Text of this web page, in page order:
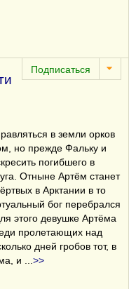
в земли орков
но прежде Фальку и
погибшего в
Отныне Артём станет
в Арктании в то
бог перебрался
этого девушке Артёма
пролетающих над
дней гробов тот, в
и
>>